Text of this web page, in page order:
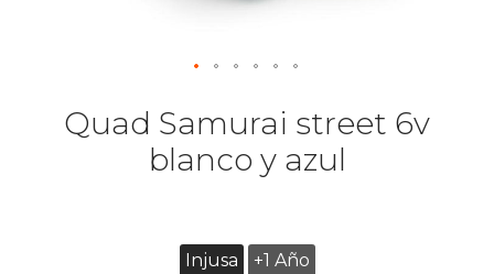
Quad Samurai street 6v
blanco y azul
Injusa +1 Año